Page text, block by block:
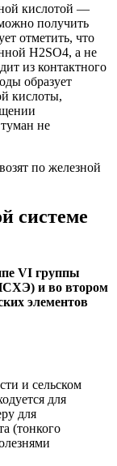
кислотой —
получить
отметить, что
H2SO4, а не
из контактного
образует
кислоты,
не
по железной
системе
VI группы
и во втором
элементов
и сельском
для
для
(тонкого